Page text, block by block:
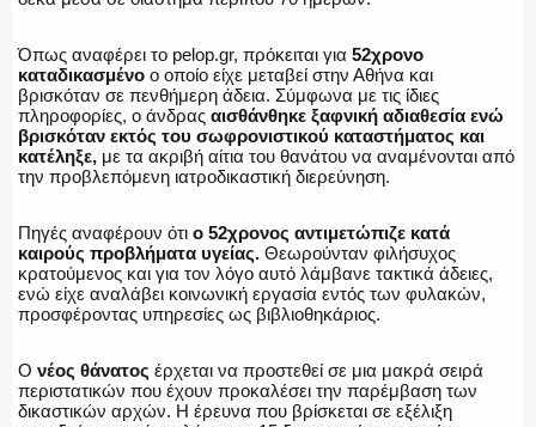
ΕΝΟΠΛΕΣ ΔΥΝΑΜΕΙΣ
ΕΚΑΒ
ΑΣΤΥΝΟΜΙΚΟ ΡΕΠΟΡΤΑΖ
Η ΦΩΝΗ ΣΟΥ
Όπως αναφέρει το pelop.gr, πρόκειται για 52χρονο
καταδικασμένο ο οποίο είχε μεταβεί στην Αθήνα και
βρισκόταν σε πενθήμερη άδεια. Σύμφωνα με τις ίδιες
πληροφορίες, ο άνδρας αισθάνθηκε ξαφνική αδιαθεσία ενώ
βρισκόταν εκτός του σωφρονιστικού καταστήματος και
κατέληξε, με τα ακριβή αίτια του θανάτου να αναμένονται από
την προβλεπόμενη ιατροδικαστική διερεύνηση.
Πηγές αναφέρουν ότι ο 52χρονος αντιμετώπιζε κατά
καιρούς προβλήματα υγείας. Θεωρούνταν φιλήσυχος
κρατούμενος και για τον λόγο αυτό λάμβανε τακτικά άδειες,
ενώ είχε αναλάβει κοινωνική εργασία εντός των φυλακών,
προσφέροντας υπηρεσίες ως βιβλιοθηκάριος.
Ο νέος θάνατος έρχεται να προστεθεί σε μια μακρά σειρά
περιστατικών που έχουν προκαλέσει την παρέμβαση των
δικαστικών αρχών. Η έρευνα που βρίσκεται σε εξέλιξη